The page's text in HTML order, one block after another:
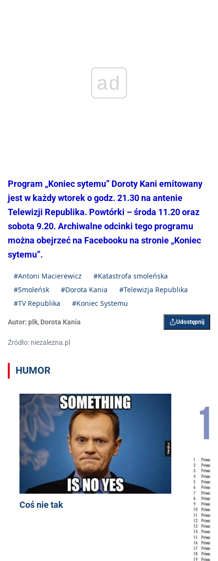
ad
Program „Koniec sytemu” Doroty Kani emitowany
jest w każdy wtorek o godz. 21.30 na antenie
Telewizji Republika. Powtórki – środa 11.20 oraz
sobota 9.20. Archiwalne odcinki tego programu
można obejrzeć na Facebooku na stronie „Koniec
sytemu”.
#Antoni Macierewicz
#Katastrofa smoleńska
#Smoleńsk
#Dorota Kania
#Telewizja Republika
#TV Republika
#Koniec Systemu
Autor: plk, Dorota Kania Udostępnij
Źródło: niezalezna.pl
HUMOR
Coś nie tak